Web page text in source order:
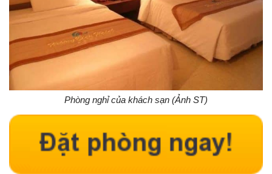
Phòng nghỉ của khách sạn (Ảnh ST)